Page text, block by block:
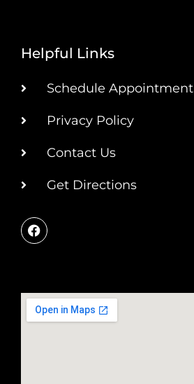
Helpful Links
Schedule Appointment
Privacy Policy
Contact Us
Get Directions